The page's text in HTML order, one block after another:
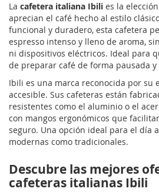
La cafetera italiana Ibili es la
aprecian el café hecho al estilo
funcional y duradero, esta cafetera
espresso intenso y lleno de aroma,
ni dispositivos eléctricos. Ideal para
de preparar café de forma pausada
Ibili es una marca reconocida por su
accesible. Sus cafeteras están
resistentes como el aluminio o el
con mangos ergonómicos que
seguro. Una opción ideal para el día
modernas como tradicionales.
Descubre las mejores
cafeteras italianas Ibili